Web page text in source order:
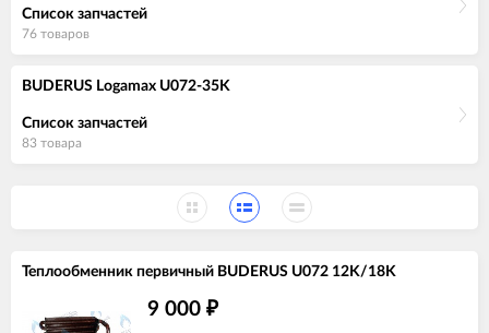
Список запчастей
76 товаров
BUDERUS Logamax U072-35K
Список запчастей
83 товара
Теплообменник первичный BUDERUS U072 12K/18K
9 000 ₽